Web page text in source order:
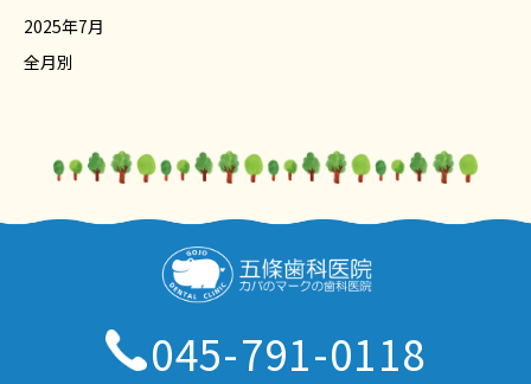
2025年7月
全月別
045-791-0118